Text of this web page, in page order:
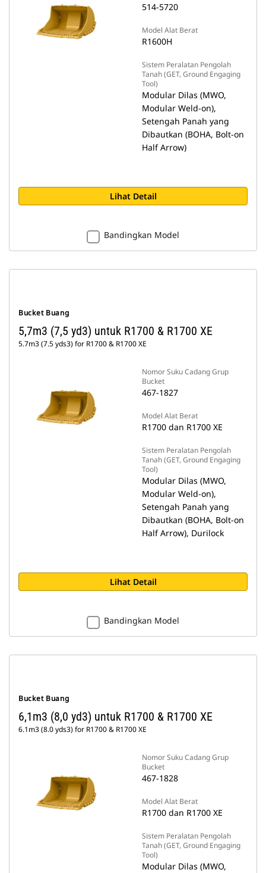
514-5720
Model Alat Berat
R1600H
Sistem Peralatan Pengolah
Tanah (GET, Ground Engaging
Tool)
Modular Dilas (MWO,
Modular Weld-on),
Setengah Panah yang
Dibautkan (BOHA, Bolt-on
Half Arrow)
Lihat Detail
Bandingkan Model
Bucket Buang
5,7m3 (7,5 yd3) untuk R1700 & R1700 XE
5.7m3 (7.5 yds3) for R1700 & R1700 XE
Nomor Suku Cadang Grup
Bucket
467-1827
Model Alat Berat
R1700 dan R1700 XE
Sistem Peralatan Pengolah
Tanah (GET, Ground Engaging
Tool)
Modular Dilas (MWO,
Modular Weld-on),
Setengah Panah yang
Dibautkan (BOHA, Bolt-on
Half Arrow), Durilock
Lihat Detail
Bandingkan Model
Bucket Buang
6,1m3 (8,0 yd3) untuk R1700 & R1700 XE
6.1m3 (8.0 yds3) for R1700 & R1700 XE
Nomor Suku Cadang Grup
Bucket
467-1828
Model Alat Berat
R1700 dan R1700 XE
Sistem Peralatan Pengolah
Tanah (GET, Ground Engaging
Tool)
Modular Dilas (MWO,